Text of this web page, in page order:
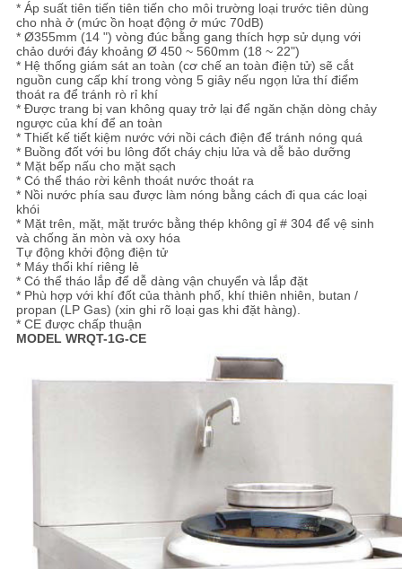
* Áp suất tiên tiến tiên tiến cho môi trường loại trước tiên dùng
cho nhà ở (mức ồn hoạt động ở mức 70dB)
* Ø355mm (14 ") vòng đúc bằng gang thích hợp sử dụng với
chảo dưới đáy khoảng Ø 450 ~ 560mm (18 ~ 22")
* Hệ thống giám sát an toàn (cơ chế an toàn điện tử) sẽ cắt
nguồn cung cấp khí trong vòng 5 giây nếu ngọn lửa thí điểm
thoát ra để tránh rò rỉ khí
* Được trang bị van không quay trở lại để ngăn chặn dòng chảy
ngược của khí để an toàn
* Thiết kế tiết kiệm nước với nồi cách điện để tránh nóng quá
* Buồng đốt với bu lông đốt cháy chịu lửa và dễ bảo dưỡng
* Mặt bếp nấu cho mặt sạch
* Có thể tháo rời kênh thoát nước thoát ra
* Nồi nước phía sau được làm nóng bằng cách đi qua các loại
khói
* Mặt trên, mặt, mặt trước bằng thép không gỉ # 304 để vệ sinh
và chống ăn mòn và oxy hóa
Tự động khởi động điện tử
* Máy thổi khí riêng lẻ
* Có thể tháo lắp để dễ dàng vận chuyển và lắp đặt
* Phù hợp với khí đốt của thành phố, khí thiên nhiên, butan /
propan (LP Gas) (xin ghi rõ loại gas khi đặt hàng).
* CE được chấp thuận
MODEL WRQT-1G-CE